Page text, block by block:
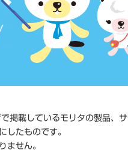
掲載しているモリタの製品、
したものです。
ません。
ード
EANコード
価格の
ネット
い。